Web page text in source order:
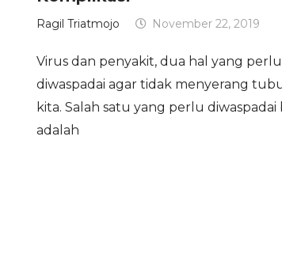
Ragil Triatmojo November 22, 2019
Virus dan penyakit, dua hal yang perlu
diwaspadai agar tidak menyerang
kita. Salah satu yang perlu diwaspadai
adalah